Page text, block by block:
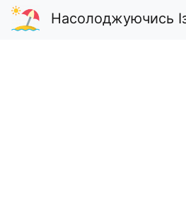
Насолоджуючись